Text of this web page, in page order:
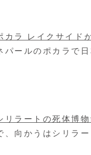
カラ レイクサイド
パールのポカラで
リラートの死体博物
、向かうはシリラ